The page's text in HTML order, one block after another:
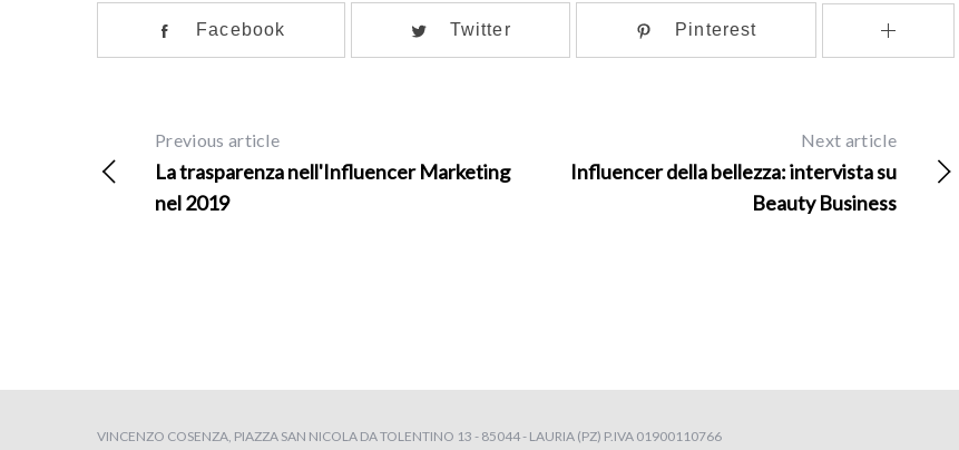
Facebook Twitter Pinterest
Previous article
La trasparenza nell'Influencer Marketing
nel 2019
Next article
Influencer della bellezza: intervista su
Beauty Business
VINCENZO COSENZA, PIAZZA SAN NICOLA DA TOLENTINO 13 - 85044 - LAURIA (PZ) P.IVA 01900110766